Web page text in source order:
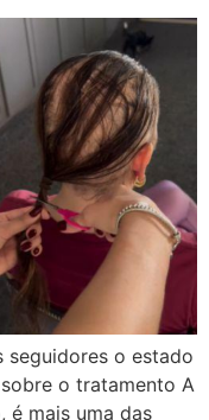
seguidores o estado
o tratamento A
é mais uma das